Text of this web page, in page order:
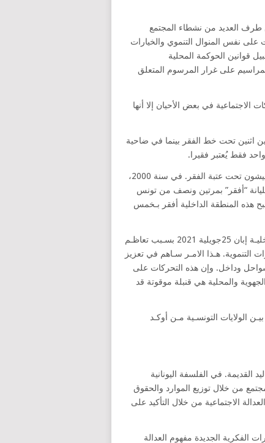
من طرف العديد من نشطاء المجتمع
على نفس المنوال التنموي والخيارات
قوانين الحوكمة المحلية
على غرار المرسوم المتعلق
الاجتماعية في بعض الأحيان إلا أنها
اثنين تحت خط الفقر بينما في ضاحية
أما منطقة الشمال الغربي لوحدها فتعد 28.4% من الأشخاص الذين يعيشون تحت عتبة الفقر. في سنة 2000،
“أفقر” بمرتين ونصف من تونس
هذه المنطقة الداخلية أفقر بـخمس
كمـا تجـدر الإشارة هنـا إلى أن تحـركات عديـدة حصلـت بالولايات الداخليـة إبان 25جويلية 2021 بسـبب تعاظـم
التنموية. هـذا الامـر سـاهم في تعزيز
سواحل وداخل. وإن هذه التحركات على
الجهوية والمحلية هي قنبلة موقوتة قد
الولايات التونسـية مـن أوكـد
القديمة. في الفلسفة اليونانية
من خلال توزيع الموارد والحقوق
الاجتماعية من خلال التأكيد على
الفكرية الجديدة مفهوم العدالة